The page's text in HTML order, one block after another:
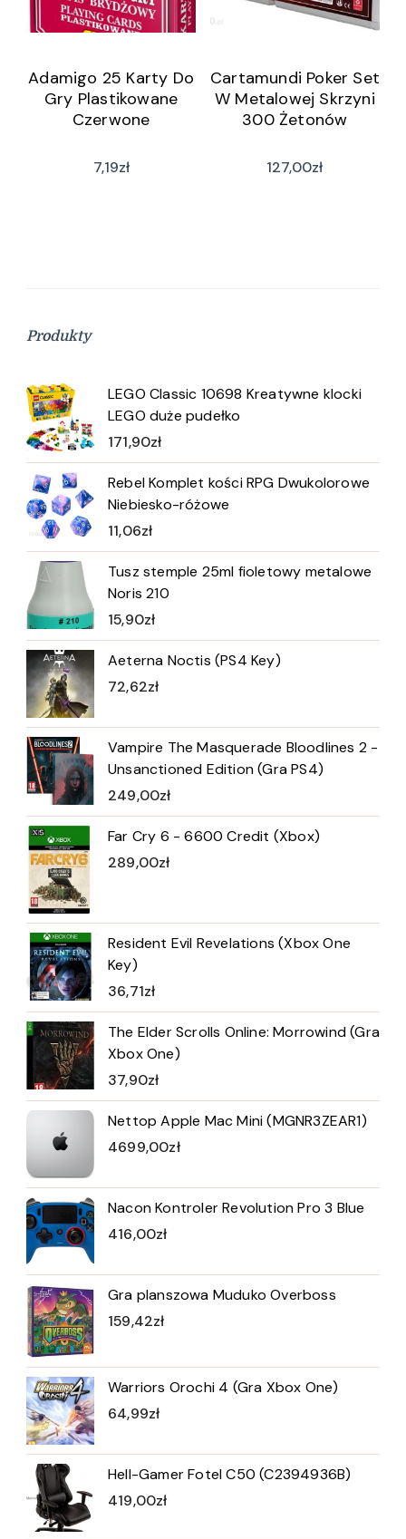
Adamigo 25 Karty Do
Gry Plastikowane
Czerwone
7,19zł
Cartamundi Poker Set
W Metalowej Skrzyni
300 Żetonów
127,00zł
Produkty
LEGO Classic 10698 Kreatywne klocki
LEGO duże pudełko
171,90zł
Rebel Komplet kości RPG Dwukolorowe
Niebiesko-różowe
11,06zł
Tusz stemple 25ml fioletowy metalowe
Noris 210
15,90zł
Aeterna Noctis (PS4 Key)
72,62zł
Vampire The Masquerade Bloodlines 2 -
Unsanctioned Edition (Gra PS4)
249,00zł
Far Cry 6 - 6600 Credit (Xbox)
289,00zł
Resident Evil Revelations (Xbox One
Key)
36,71zł
The Elder Scrolls Online: Morrowind (Gra
Xbox One)
37,90zł
Nettop Apple Mac Mini (MGNR3ZEAR1)
4699,00zł
Nacon Kontroler Revolution Pro 3 Blue
416,00zł
Gra planszowa Muduko Overboss
159,42zł
Warriors Orochi 4 (Gra Xbox One)
64,99zł
Hell-Gamer Fotel C50 (C2394936B)
419,00zł